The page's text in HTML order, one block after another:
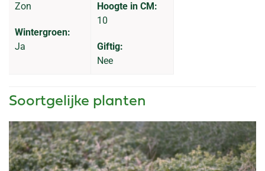
Zon
Wintergroen:
Ja
Hoogte in CM:
10
Giftig:
Nee
Soortgelijke planten